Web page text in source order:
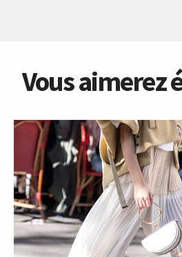
Vous aimerez